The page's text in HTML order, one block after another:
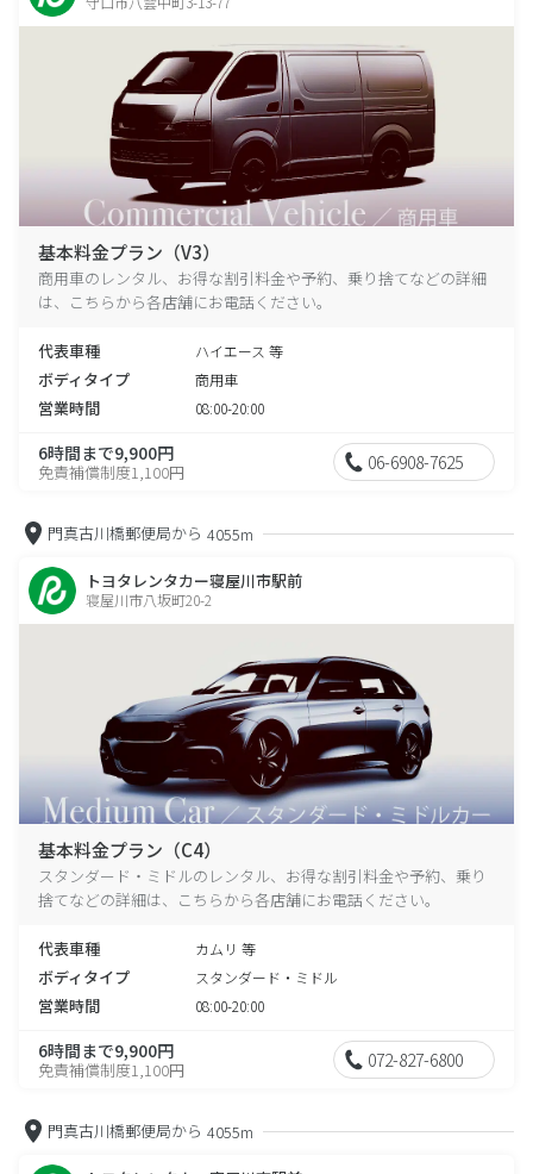
基本料金プラン（V3）
商用車のレンタル、お得な割引料金や予約、乗り捨てなどの詳細
は、こちらから各店舗にお電話ください。
代表車種 ハイエース 等
ボディタイプ 商用車
営業時間 08:00-20:00
6時間まで9,900円
免責補償制度1,100円 06-6908-7625
門真古川橋郵便局から 4055m
トヨタレンタカー寝屋川市駅前
寝屋川市八坂町20-2
基本料金プラン（C4）
スタンダード・ミドルのレンタル、お得な割引料金や予約、乗り
捨てなどの詳細は、こちらから各店舗にお電話ください。
代表車種 カムリ 等
ボディタイプ スタンダード・ミドル
営業時間 08:00-20:00
6時間まで9,900円
免責補償制度1,100円 072-827-6800
門真古川橋郵便局から 4055m